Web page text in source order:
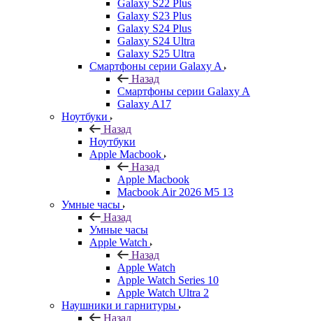
Galaxy S22 Plus
Galaxy S23 Plus
Galaxy S24 Plus
Galaxy S24 Ultra
Galaxy S25 Ultra
Смартфоны серии Galaxy A
Назад
Смартфоны серии Galaxy A
Galaxy A17
Ноутбуки
Назад
Ноутбуки
Apple Macbook
Назад
Apple Macbook
Macbook Air 2026 M5 13
Умные часы
Назад
Умные часы
Apple Watch
Назад
Apple Watch
Apple Watch Series 10
Apple Watch Ultra 2
Наушники и гарнитуры
Назад